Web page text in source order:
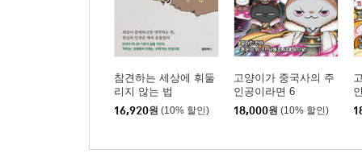
참견하는 세상에 휘둘
리지 않는 법
16,920원 (10% 할인)
고양이가 중국사의 주
인공이라면 6
18,000원 (10% 할인)